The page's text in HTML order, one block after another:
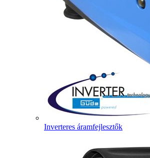
Inverteres áramfejlesztők